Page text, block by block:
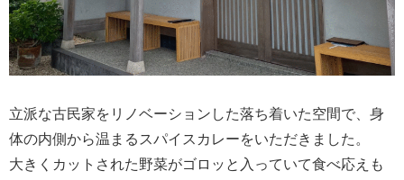
立派な古民家をリノベーションした落ち着いた空間で、身
体の内側から温まるスパイスカレーをいただきました。
大きくカットされた野菜がゴロッと入っていて食べ応えも